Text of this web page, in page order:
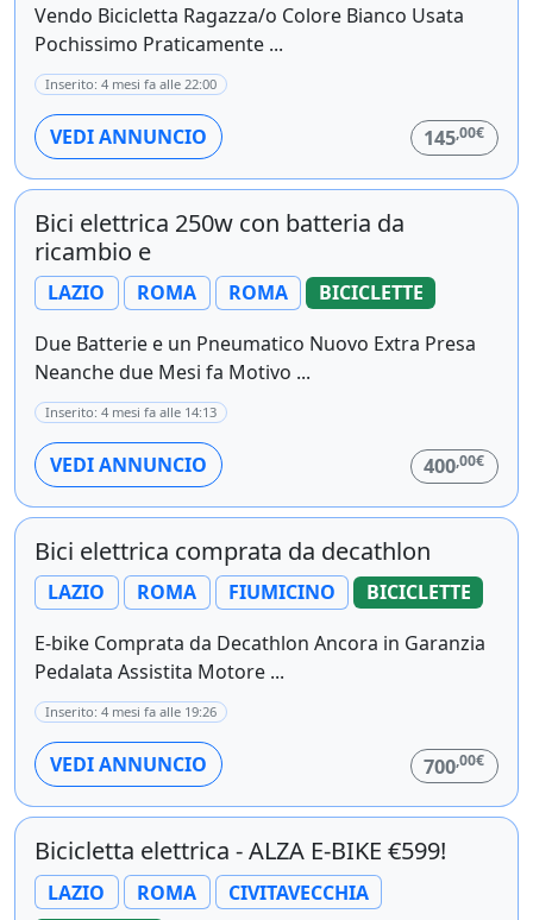
Vendo Bicicletta Ragazza/o Colore Bianco Usata
Pochissimo Praticamente ...
Inserito: 4 mesi fa alle 22:00
VEDI ANNUNCIO 145,00€
Bici elettrica 250w con batteria da
ricambio e
LAZIO ROMA ROMA
BICICLETTE
Due Batterie e un Pneumatico Nuovo Extra Presa
Neanche due Mesi fa Motivo ...
Inserito: 4 mesi fa alle 14:13
VEDI ANNUNCIO 400,00€
Bici elettrica comprata da decathlon
LAZIO ROMA FIUMICINO
BICICLETTE
E-bike Comprata da Decathlon Ancora in Garanzia
Pedalata Assistita Motore ...
Inserito: 4 mesi fa alle 19:26
VEDI ANNUNCIO 700,00€
Bicicletta elettrica - ALZA E-BIKE €599!
LAZIO ROMA
CIVITAVECCHIA